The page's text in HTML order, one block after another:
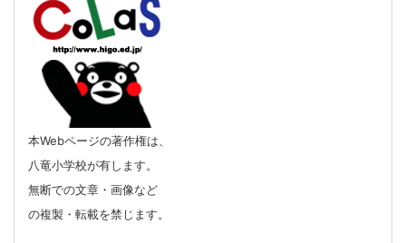
本Webページの著作権は、
八竜小学校が有します。
無断での文章・画像など
の複製・転載を禁じます。